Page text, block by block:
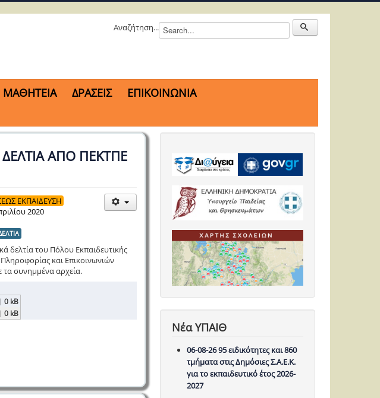
Αναζήτηση...
ΜΑΘΗΤΕΙΑ ΔΡΑΣΕΙΣ
ΕΠΙΚΟΙΝΩΝΙΑ
ΑΠΟ ΠΕΚΤΠΕ
ΕΚΠΑΙΔΕΥΣΗ
2020
δελτία του Πόλου Εκπαιδευτικής
Πληροφορίας και Επικοινωνιών
τα συνημμένα αρχεία.
0 kB
0 kB
Νέα ΥΠΑΙΘ
06-08-26 95 ειδικότητες και 860
τμήματα στις Δημόσιες Σ.Α.Ε.Κ.
για το εκπαιδευτικό έτος 2026-
2027